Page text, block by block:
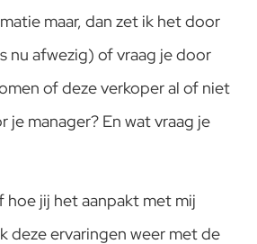
maar, dan zet ik het door
nu afwezig) of vraag je door
of deze verkoper al of niet
je manager? En wat vraag je
hoe jij het aanpakt met mij
deze ervaringen weer met de